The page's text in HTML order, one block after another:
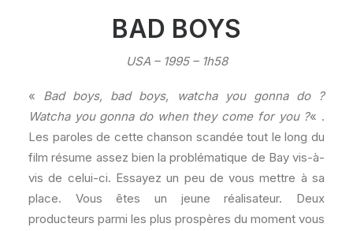
BAD BOYS
USA – 1995 – 1h58
« Bad boys, bad boys, watcha you gonna do ?
Watcha you gonna do when they come for you ?« .
Les paroles de cette chanson scandée tout le long du
film résume assez bien la problématique de Bay vis-à-
vis de celui-ci. Essayez un peu de vous mettre à sa
place. Vous êtes un jeune réalisateur. Deux
producteurs parmi les plus prospères du moment vous